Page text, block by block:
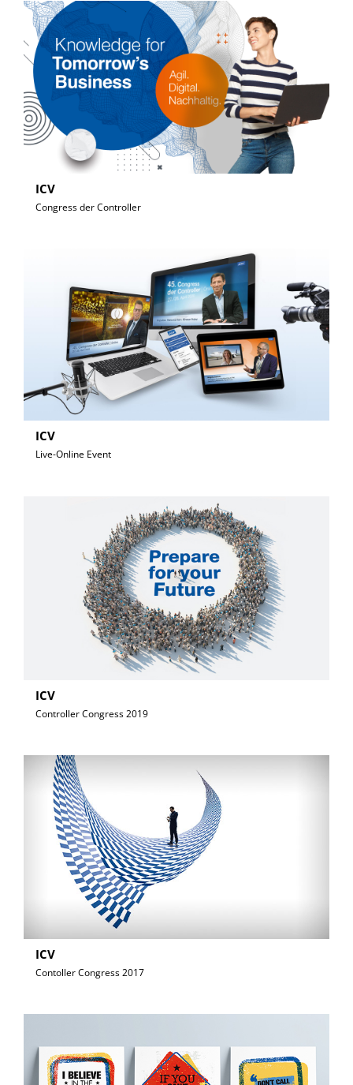
ICV
Congress der Controller
ICV
Live-Online Event
ICV
Controller Congress 2019
ICV
Contoller Congress 2017